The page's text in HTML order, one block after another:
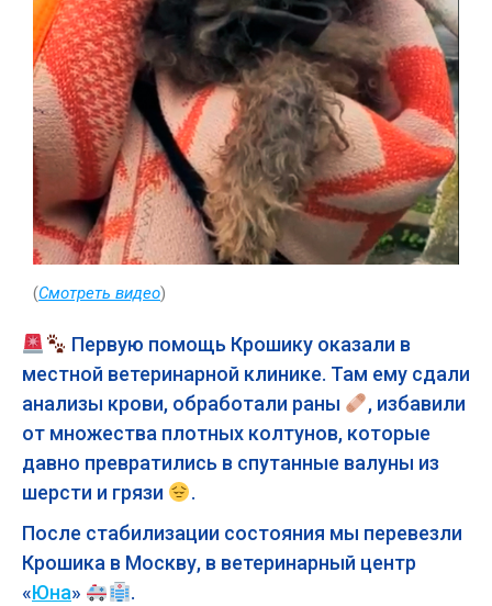
(Смотреть видео)
Первую помощь Крошику оказали в
местной ветеринарной клинике. Там ему сдали
анализы крови, обработали раны
, избавили
от множества плотных колтунов, которые
давно превратились в спутанные валуны из
шерсти и грязи
.
После стабилизации состояния мы перевезли
Крошика в Москву, в ветеринарный центр
«Юна» .